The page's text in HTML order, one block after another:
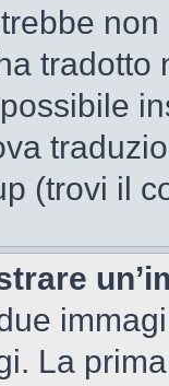
(trovi il
La